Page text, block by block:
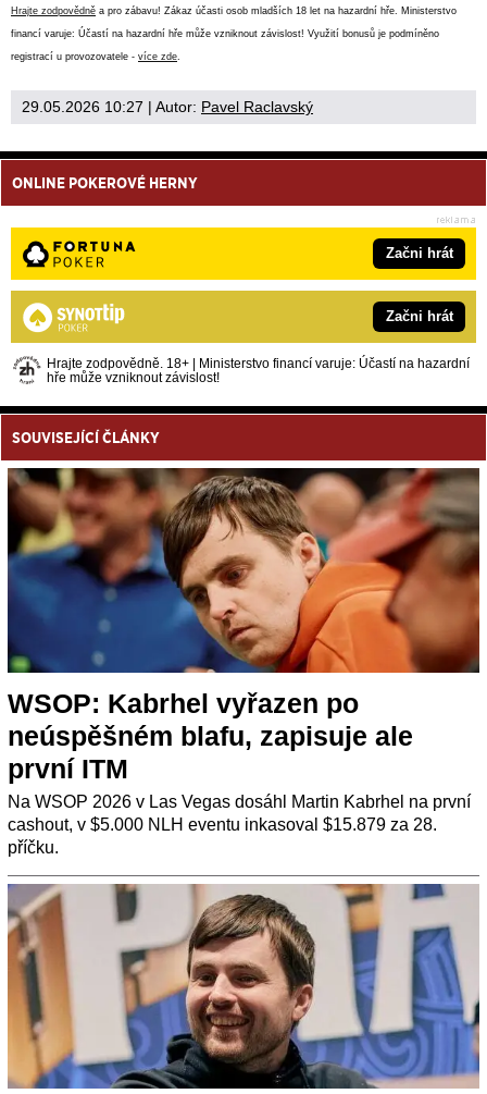
Hrajte zodpovědně a pro zábavu! Zákaz účasti osob mladších 18 let na hazardní hře. Ministerstvo
financí varuje: Účastí na hazardní hře může vzniknout závislost! Využití bonusů je podmíněno
registrací u provozovatele - více zde.
29.05.2026 10:27 | Autor: Pavel Raclavský
ONLINE POKEROVÉ HERNY
Začni hrát
Začni hrát
Hrajte zodpovědně. 18+ | Ministerstvo financí varuje: Účastí na hazardní
hře může vzniknout závislost!
SOUVISEJÍCÍ ČLÁNKY
WSOP: Kabrhel vyřazen po
neúspěšném blafu, zapisuje ale
první ITM
Na WSOP 2026 v Las Vegas dosáhl Martin Kabrhel na první
cashout, v $5.000 NLH eventu inkasoval $15.879 za 28.
příčku.